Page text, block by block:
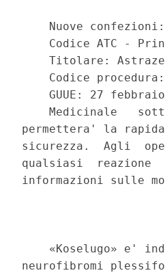
Nuove
Codice ATC -
Titolare:
Codice
GUUE: 27
Medicinale
permettera' la
sicurezza.  Agli
qualsiasi  reazione
informazioni sulle
«Koselugo» e'
neurofibromi